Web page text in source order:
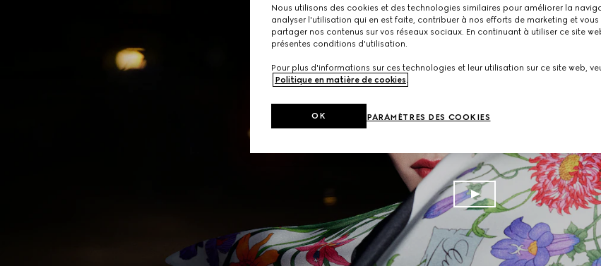
Nous utilisons des cookies et des technologies similaires pour améliorer la
analyser l'utilisation qui en est faite, contribuer à nos efforts de marketing et
partager nos contenus sur vos réseaux sociaux. En continuant à utiliser ce site
présentes conditions d'utilisation.
Pour plus d'informations sur ces technologies et leur utilisation sur ce site web,
Politique en matière de cookies.
PARAMÈTRES DES COOKIES
OK